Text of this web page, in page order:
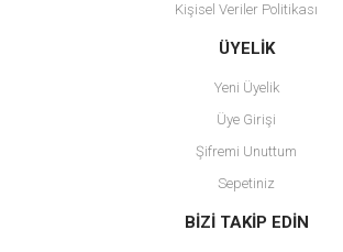
Gönder
Kişisel Veriler Politikası
ÜYELİK
Yeni Üyelik
Üye Girişi
Şifremi Unuttum
Sepetiniz
BİZİ TAKİP EDİN